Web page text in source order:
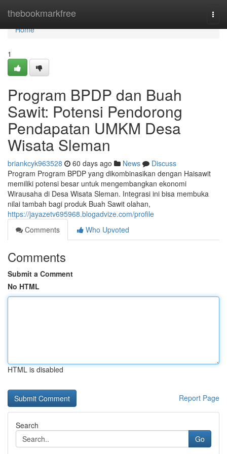
thebookmarkfree
Home
Home
1
Program BPDP dan Buah
Sawit: Potensi Pendorong
Pendapatan UMKM Desa
Wisata Sleman
briankcyk963528 60 days ago News
Discuss
Program Program BPDP yang dikombinasikan dengan Haisawit
memiliki potensi besar untuk mengembangkan ekonomi
Wirausaha di Desa Wisata Sleman. Integrasi ini bisa membuka
nilai tambah bagi produk Buah Sawit olahan,
https://jayazetv695968.blogadvize.com/profile
Comments
Who Upvoted
Comments
Submit a Comment
No HTML
HTML is disabled
Report Page
Search
Go